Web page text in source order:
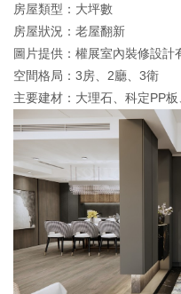
房屋類型：大坪數
房屋狀況：老屋翻新
圖片提供：權展室內裝修設計
空間格局：3房、2廳、3衛
主要建材：大理石、科定PP